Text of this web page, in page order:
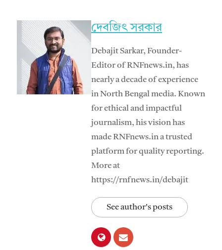
দেবজিৎ সরকার
Debajit Sarkar, Founder-
Editor of RNFnews.in, has
nearly a decade of experience
in North Bengal media. Known
for ethical and impactful
journalism, his vision has
made RNFnews.in a trusted
platform for quality reporting.
More at
https://rnfnews.in/debajit
See author's posts